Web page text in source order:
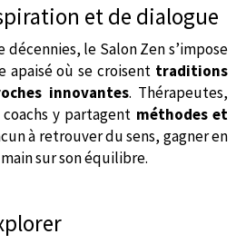
et de dialogue
le Salon Zen s’impose
apaisé où se croisent traditions
innovantes. Thérapeutes,
y partagent méthodes et
à retrouver du sens, gagner en
sur son équilibre.